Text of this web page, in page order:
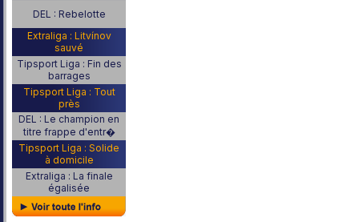
DEL : Rebelotte
Extraliga : Litvínov
sauvé
Tipsport Liga : Fin des
barrages
Tipsport Liga : Tout
près
DEL : Le champion en
titre frappe d'entr�
Tipsport Liga : Solide
à domicile
Extraliga : La finale
égalisée